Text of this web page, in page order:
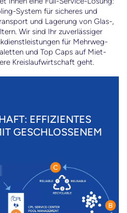
System für sicheres und
und Lagerung von Glas-,
Wir sind Ihr zuverlässiger
für Mehrweg-
und Top Caps auf Miet-
Kreislaufwirtschaft geht.
EFFIZIENTES
GESCHLOSSENEM